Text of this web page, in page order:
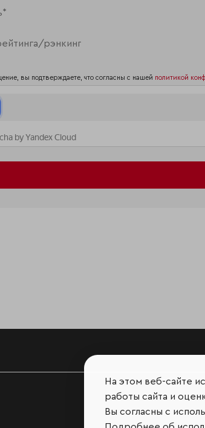
вы подтверждаете, что согласны с нашей политикой
На этом веб-сайте
работы сайта и
Вы согласны с